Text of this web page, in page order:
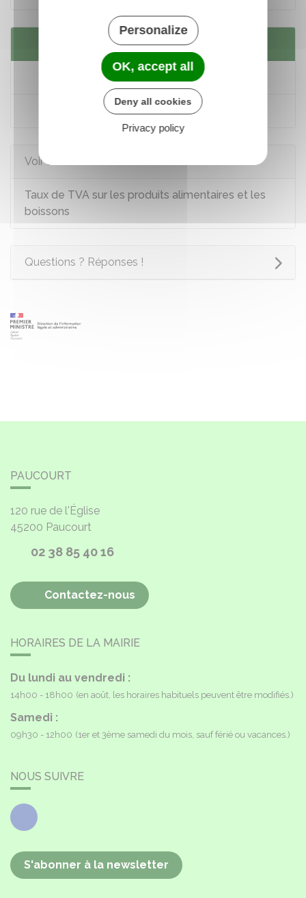
Services en ligne et formulaires
Classement d'un hébergement touristique
Modèle de fiche individuelle de police
Voir aussi
Taux de TVA sur les produits alimentaires et les
boissons
Questions ? Réponses !
PAUCOURT
120 rue de l'Église
45200 Paucourt
02 38 85 40 16
Contactez-nous
HORAIRES DE LA MAIRIE
Du lundi au vendredi :
14h00 - 18h00 (en août, les horaires habituels peuvent être modifiés.)
Samedi :
09h30 - 12h00 (1er et 3ème samedi du mois, sauf férié ou vacances.)
NOUS SUIVRE
Facebook
S'abonner à la newsletter
Personalize
OK, accept all
Deny all cookies
Privacy policy